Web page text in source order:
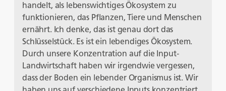
handelt, als lebenswichtiges Ökosystem zu
funktionieren, das Pflanzen, Tiere und Menschen
ernährt. Ich denke, das ist genau dort das
Schlüsselstück. Es ist ein lebendiges Ökosystem.
Durch unsere Konzentration auf die Input-
Landwirtschaft haben wir irgendwie vergessen,
dass der Boden ein lebender Organismus ist. Wir